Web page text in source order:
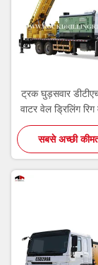
ट्रक घुड़सवार
वाटर वेल ड्रिलिंग रिग
4
सबसे अच्छी